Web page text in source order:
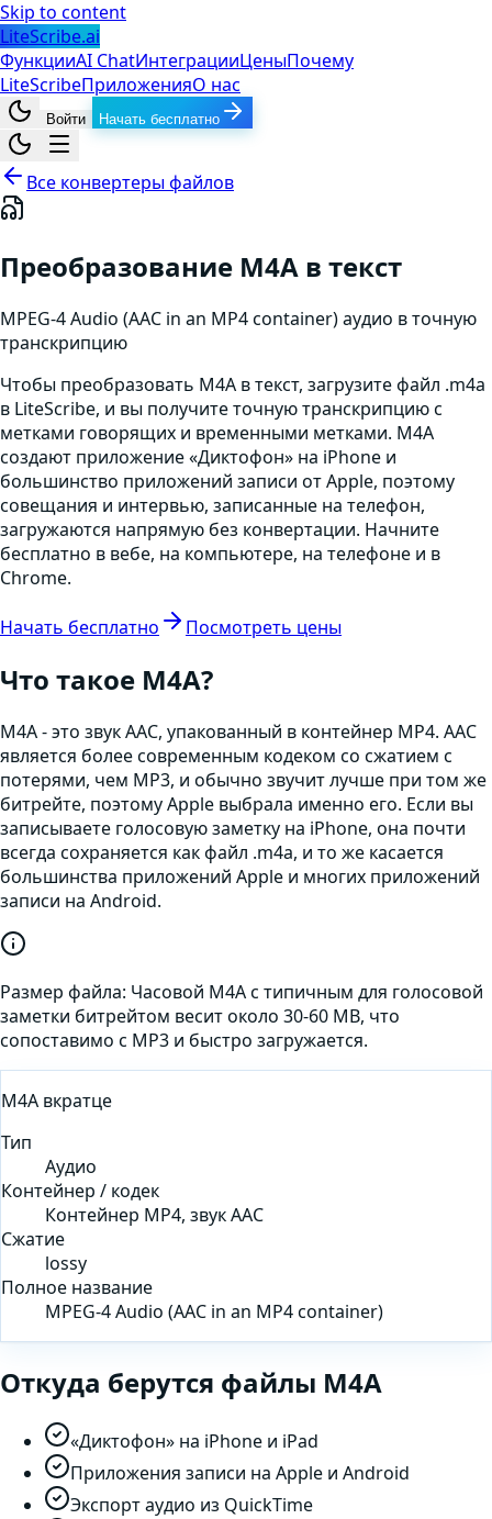
Skip to content
LiteScribe.ai
ФункцииAI ChatИнтеграцииЦеныПочему
LiteScribeПриложенияО нас
Войти Начать бесплатно
Все конвертеры файлов
Преобразование M4A в текст
MPEG-4 Audio (AAC in an MP4 container)аудио в точную
транскрипцию
Чтобы преобразовать M4A в текст, загрузите файл .m4a
в LiteScribe, и вы получите точную транскрипцию с
метками говорящих и временными метками. M4A
создают приложение «Диктофон» на iPhone и
большинство приложений записи от Apple, поэтому
совещания и интервью, записанные на телефон,
загружаются напрямую без конвертации. Начните
бесплатно в вебе, на компьютере, на телефоне и в
Chrome.
Начать бесплатно Посмотреть цены
Что такое M4A?
M4A - это звук AAC, упакованный в контейнер MP4. AAC
является более современным кодеком со сжатием с
потерями, чем MP3, и обычно звучит лучше при том же
битрейте, поэтому Apple выбрала именно его. Если вы
записываете голосовую заметку на iPhone, она почти
всегда сохраняется как файл .m4a, и то же касается
большинства приложений Apple и многих приложений
записи на Android.
Размер файла: Часовой M4A с типичным для голосовой
заметки битрейтом весит около 30-60 MB, что
сопоставимо с MP3 и быстро загружается.
M4A вкратце
Тип
Аудио
Контейнер / кодек
Контейнер MP4, звук AAC
Сжатие
lossy
Полное название
MPEG-4 Audio (AAC in an MP4 container)
Откуда берутся файлы M4A
«Диктофон» на iPhone и iPad
Приложения записи на Apple и Android
Экспорт аудио из QuickTime